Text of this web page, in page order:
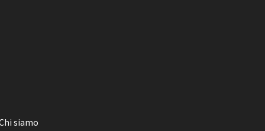
siamo